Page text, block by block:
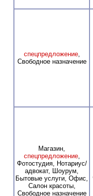
спецпредложение,
Свободное назначение
Магазин,
спецпредложение,
Фотостудия, Нотариус/
адвокат, Шоурум,
Бытовые услуги, Офис,
Салон красоты,
Свободное назначение